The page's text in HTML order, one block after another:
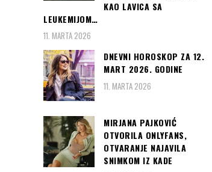
KAO LAVICA SA
LEUKEMIJOM…
11. MARTA 2026
DNEVNI HOROSKOP ZA 12.
MART 2026. GODINE
11. MARTA 2026
MIRJANA PAJKOVIĆ
OTVORILA ONLYFANS,
OTVARANJE NAJAVILA
SNIMKOM IZ KADE